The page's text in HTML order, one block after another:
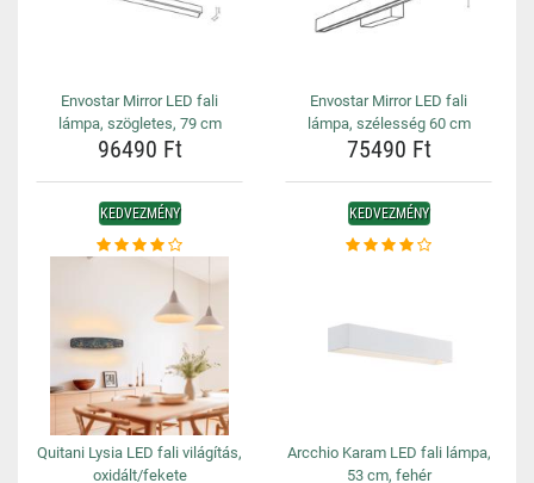
Envostar Mirror LED fali
lámpa, szögletes, 79 cm
96490 Ft
Envostar Mirror LED fali
lámpa, szélesség 60 cm
75490 Ft
KEDVEZMÉNY
Quitani Lysia LED fali világítás,
oxidált/fekete
KEDVEZMÉNY
Arcchio Karam LED fali lámpa,
53 cm, fehér